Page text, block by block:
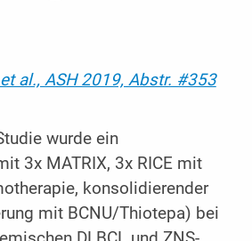
al., ASH 2019, Abstr. #353
wurde ein
3x MATRIX, 3x RICE mit
konsolidierender
mit BCNU/Thiotepa) bei